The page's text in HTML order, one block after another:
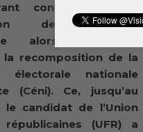
contribuer à la
de l’élection
alors en vue.
la recomposition de la
électorale nationale
(Céni). Ce, jusqu’au
candidat de l’Union
(UFR) a